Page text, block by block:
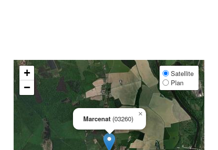
Marcenat (03260)
×
+
−
Satellite
Plan